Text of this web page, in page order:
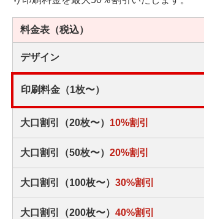
料金表 （税込）
デザイン
印刷料金（1枚〜）
大口割引（20枚〜） 10%割引
大口割引（50枚〜） 20%割引
大口割引（100枚〜） 30%割引
大口割引（200枚〜） 40%割引